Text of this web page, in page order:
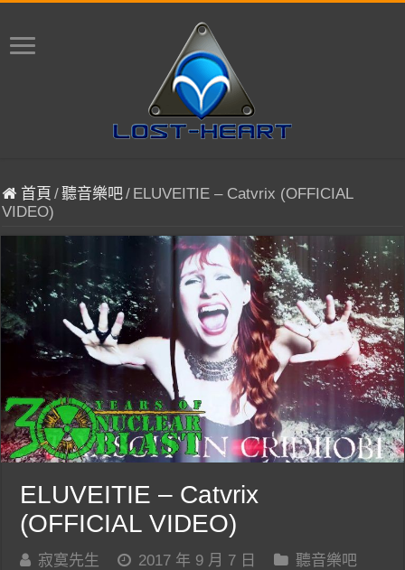
首頁 /聽音樂吧/ ELUVEITIE – Catvrix (OFFICIAL
VIDEO)
ELUVEITIE – Catvrix
(OFFICIAL VIDEO)
寂寞先生 2017 年 9 月 7 日
聽音樂吧